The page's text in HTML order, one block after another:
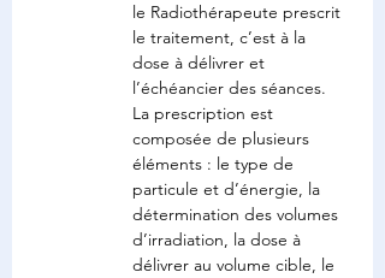
le Radiothérapeute prescrit
le traitement, c’est à la
dose à délivrer et
l’échéancier des séances.
La prescription est
composée de plusieurs
éléments : le type de
particule et d’énergie, la
détermination des volumes
d’irradiation, la dose à
délivrer au volume cible, le